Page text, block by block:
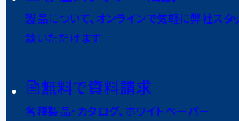
製品について、オンラインで気軽に弊社スタ
談いただけます
無料で資料請求
各種製品・カタログ、ホワイトペーパー